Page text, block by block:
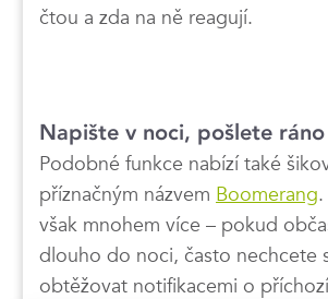
čtou a zda na ně reagují.
Napište v noci, pošlete ráno
Podobné funkce nabízí také
příznačným názvem Boomerang
však mnohem více – pokud
dlouho do noci, často nechcete
obtěžovat notifikacemi o